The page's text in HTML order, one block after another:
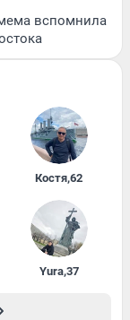
вспомнила
Костя,62
Yura,37